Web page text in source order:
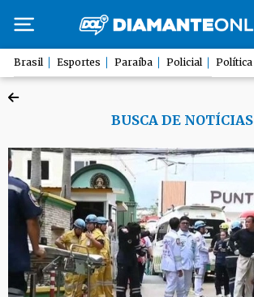
Brasil Esportes Paraíba Policial Política
BUSCA DE NOTÍCIAS